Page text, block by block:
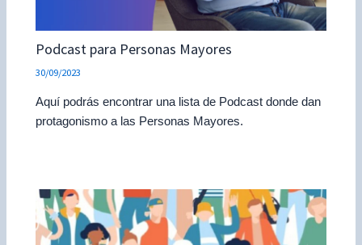
Podcast para Personas Mayores
30/09/2023
Aquí podrás encontrar una lista de Podcast donde dan
protagonismo a las Personas Mayores.